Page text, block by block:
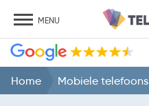
MENU
Home Mobiele telefoons